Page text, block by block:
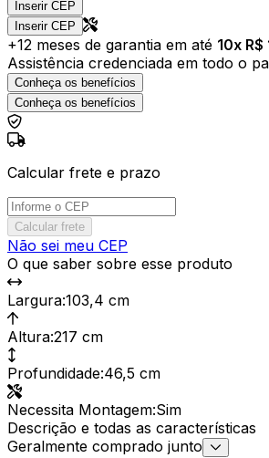
Inserir CEP
Inserir CEP
+12 meses de garantia em até 10x R$
Assistência credenciada em todo o
Conheça os benefícios
Conheça os benefícios
Calcular frete e prazo
Calcular frete
Não sei meu CEP
O que saber sobre esse produto
Largura:103,4 cm
Altura:217 cm
Profundidade:46,5 cm
Necessita Montagem:Sim
Descrição e todas as características
Geralmente comprado junto